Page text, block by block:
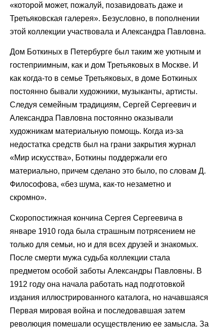
«которой может, пожалуй, позавидовать даже и
Третьяковская галерея». Безусловно, в пополнении
этой коллекции участвовала и Александра Павловна.
Дом Боткиных в Петербурге был таким же уютным и
гостеприимным, как и дом Третьяковых в Москве. И
как когда-то в семье Третьяковых, в доме Боткиных
постоянно бывали художники, музыканты, артисты.
Следуя семейным традициям, Сергей Сергеевич и
Александра Павловна постоянно оказывали
художникам материальную помощь. Когда из-за
недостатка средств был на грани закрытия журнал
«Мир искусства», Боткины поддержали его
материально, причем сделано это было, по словам Д.
Философова, «без шума, как-то незаметно и
скромно».
Скоропостижная кончина Сергея Сергеевича в
январе 1910 года была страшным потрясением не
только для семьи, но и для всех друзей и знакомых.
После смерти мужа судьба коллекции стала
предметом особой заботы Александры Павловны. В
1912 году она начала работать над подготовкой
издания иллюстрированного каталога, но начавшаяся
Первая мировая война и последовавшая затем
революция помешали осуществлению ее замысла. За